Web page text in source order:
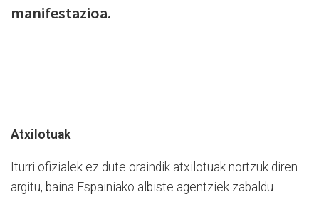
manifestazioa.
Atxilotuak
Iturri ofizialek ez dute oraindik atxilotuak nortzuk diren
argitu, baina Espainiako albiste agentziek zabaldu